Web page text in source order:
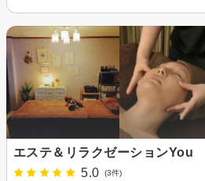
エステ＆リラクゼーションYou
5.0
(3件)